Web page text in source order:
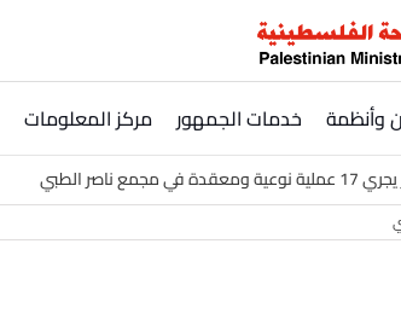
وأنظمة خدمات الجمهور مركز المعلومات
ناصر الطبي